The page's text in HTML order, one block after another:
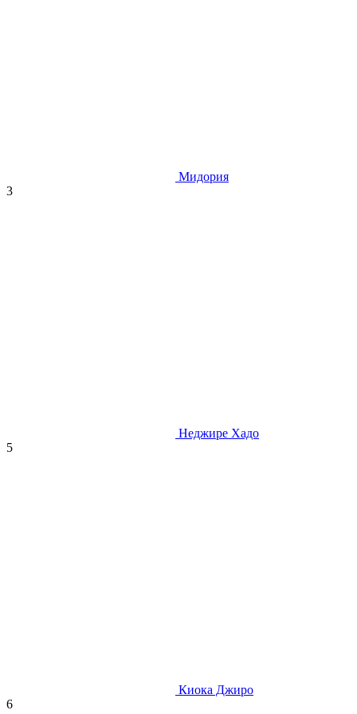
Мидория
3
Неджире Хадо
5
Киока Джиро
6